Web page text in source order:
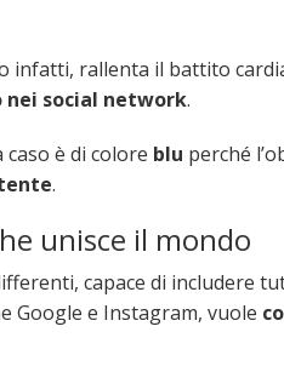
infatti, rallenta il battito
social network.
è di colore blu perché
.
unisce il mondo
capace di includere
Google e Instagram, vuole